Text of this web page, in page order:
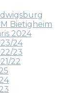
Bietigheim
2024
24
23
22